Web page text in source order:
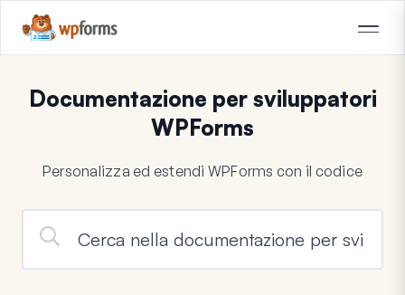
Documentazione per sviluppatori
WPForms
Personalizza ed estendi WPForms con il codice